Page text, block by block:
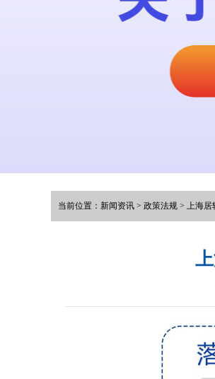
当前位置： 新闻资讯 > 政策法规 > 上海居